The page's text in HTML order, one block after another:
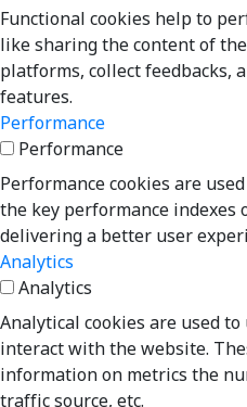
Functional cookies help to
like sharing the content of
platforms, collect feedbacks,
features.
Performance
Performance
Performance cookies are
the key performance
delivering a better user
Analytics
Analytics
Analytical cookies are used
interact with the website.
information on metrics the
traffic source, etc.